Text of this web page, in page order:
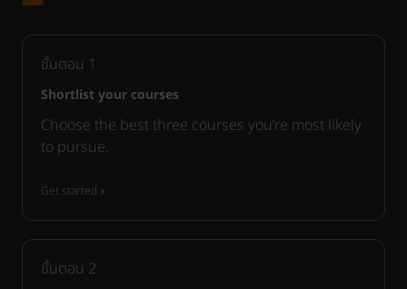
ขั้นตอน 1
Shortlist your courses
Choose the best three courses you’re most likely
to pursue.
Get started
ขั้นตอน 2